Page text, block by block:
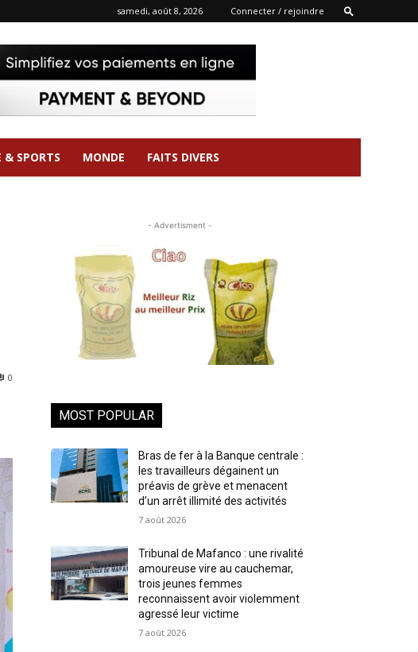
samedi, août 8, 2026 Connecter / rejoindre
& SPORTS MONDE FAITS DIVERS
0
- Advertisment -
MOST POPULAR
Bras de fer à la Banque centrale :
les travailleurs dégainent un
préavis de grève et menacent
d’un arrêt illimité des activités
7 août 2026
Tribunal de Mafanco : une rivalité
amoureuse vire au cauchemar,
trois jeunes femmes
reconnaissent avoir violemment
agressé leur victime
7 août 2026